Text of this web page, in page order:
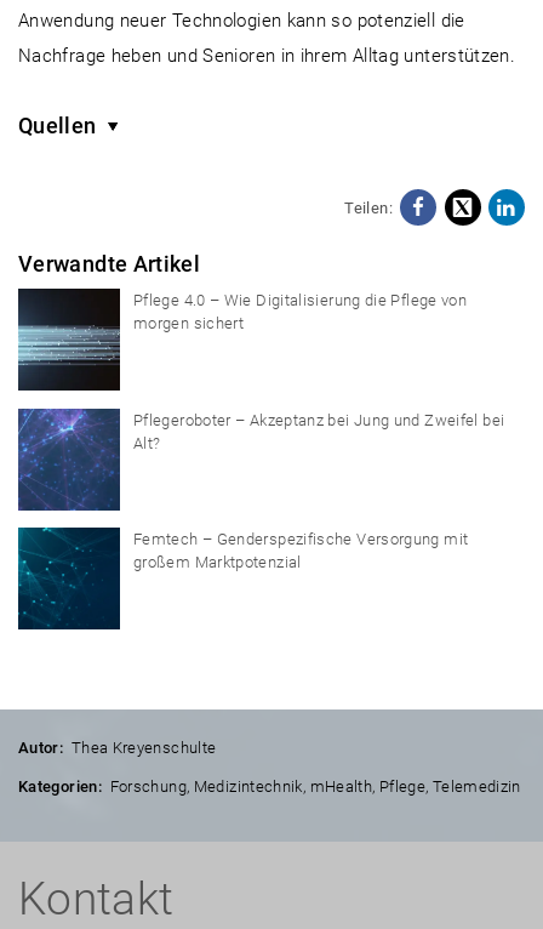
Anwendung neuer Technologien kann so potenziell die
Nachfrage heben und Senioren in ihrem Alltag unterstützen.
Quellen
Teilen: X
Verwandte Artikel
Pflege 4.0 – Wie Digitalisierung die Pflege von
morgen sichert
Pflegeroboter – Akzeptanz bei Jung und Zweifel bei
Alt?
Femtech – Genderspezifische Versorgung mit
großem Marktpotenzial
Autor: Thea Kreyenschulte
Kategorien: Forschung, Medizintechnik, mHealth, Pflege, Telemedizin
Kontakt